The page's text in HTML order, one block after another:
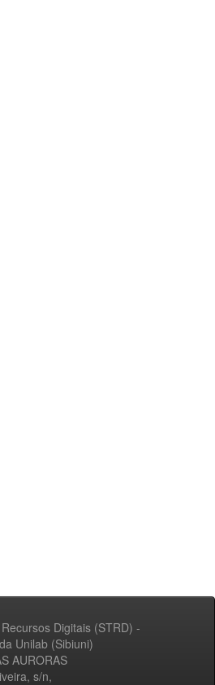
Digitais (STRD) -
Unilab (Sibiuni)
AURORAS
s/n,